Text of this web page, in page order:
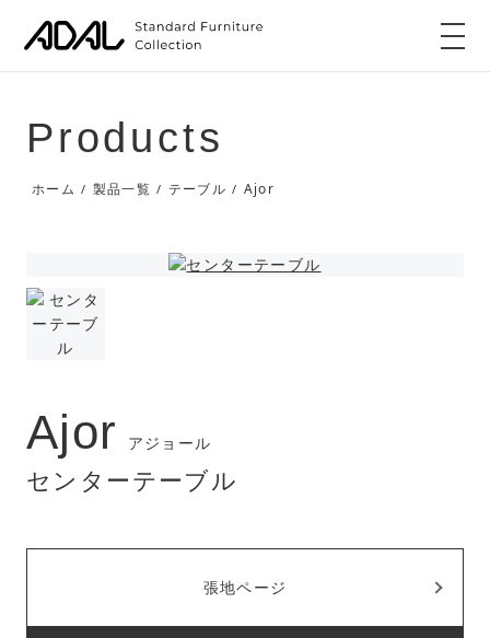
Products
ホーム / 製品一覧 / テーブル / Ajor
Ajor アジョール
センターテーブル
張地ページ